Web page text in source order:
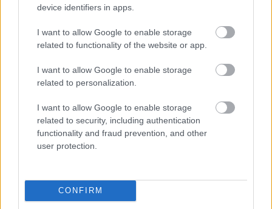
device identifiers in apps.
I want to allow Google to enable storage
related to functionality of the website or app.
I want to allow Google to enable storage
related to personalization.
I want to allow Google to enable storage
related to security, including authentication
functionality and fraud prevention, and other
user protection.
CONFIRM
Húsz lakóközösség nyert milliókat – panelok és
téglaépületek is megújulnak országszerte
2026.08.06. 13:00